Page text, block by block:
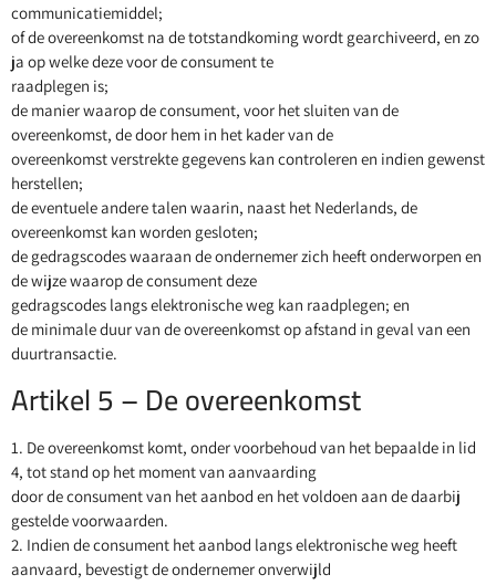
communicatiemiddel;
of de overeenkomst na de totstandkoming wordt gearchiveerd, en zo
ja op welke deze voor de consument te
raadplegen is;
de manier waarop de consument, voor het sluiten van de
overeenkomst, de door hem in het kader van de
overeenkomst verstrekte gegevens kan controleren en indien gewenst
herstellen;
de eventuele andere talen waarin, naast het Nederlands, de
overeenkomst kan worden gesloten;
de gedragscodes waaraan de ondernemer zich heeft onderworpen en
de wijze waarop de consument deze
gedragscodes langs elektronische weg kan raadplegen; en
de minimale duur van de overeenkomst op afstand in geval van een
duurtransactie.
Artikel 5 – De overeenkomst
1. De overeenkomst komt, onder voorbehoud van het bepaalde in lid
4, tot stand op het moment van aanvaarding
door de consument van het aanbod en het voldoen aan de daarbij
gestelde voorwaarden.
2. Indien de consument het aanbod langs elektronische weg heeft
aanvaard, bevestigt de ondernemer onverwijld